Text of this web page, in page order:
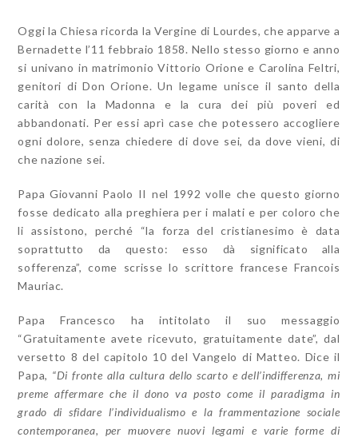
Oggi la Chiesa ricorda la Vergine di Lourdes, che apparve a
Bernadette l’11 febbraio 1858. Nello stesso giorno e anno
si univano in matrimonio Vittorio Orione e Carolina Feltri,
genitori di Don Orione. Un legame unisce il santo della
carità con la Madonna e la cura dei più poveri ed
abbandonati. Per essi aprì case che potessero accogliere
ogni dolore, senza chiedere di dove sei, da dove vieni, di
che nazione sei.
Papa Giovanni Paolo II nel 1992 volle che questo giorno
fosse dedicato alla preghiera per i malati e per coloro che
li assistono, perché “la forza del cristianesimo è data
soprattutto da questo: esso dà significato alla
sofferenza”, come scrisse lo scrittore francese Francois
Mauriac.
Papa Francesco ha intitolato il suo messaggio
“Gratuitamente avete ricevuto, gratuitamente date”, dal
versetto 8 del capitolo 10 del Vangelo di Matteo. Dice il
Papa, “Di fronte alla cultura dello scarto e dell’indifferenza, mi
preme affermare che il dono va posto come il paradigma in
grado di sfidare l’individualismo e la frammentazione sociale
contemporanea, per muovere nuovi legami e varie forme di